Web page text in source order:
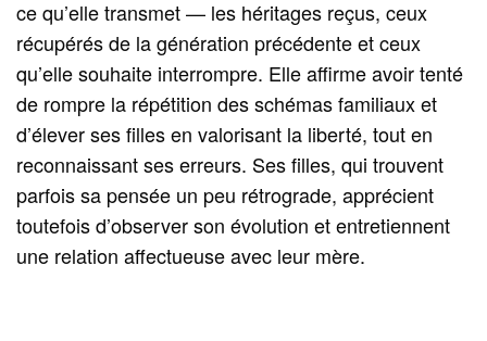
ce qu’elle transmet — les héritages reçus, ceux
récupérés de la génération précédente et ceux
qu’elle souhaite interrompre. Elle affirme avoir tenté
de rompre la répétition des schémas familiaux et
d’élever ses filles en valorisant la liberté, tout en
reconnaissant ses erreurs. Ses filles, qui trouvent
parfois sa pensée un peu rétrograde, apprécient
toutefois d’observer son évolution et entretiennent
une relation affectueuse avec leur mère.